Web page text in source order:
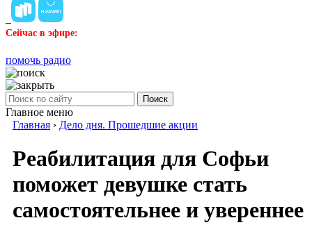
Сейчас в эфире:
помочь радио
Поиск
Главное меню
Главная › Дело дня. Прошедшие акции
Реабилитация для Софьи
поможет девушке стать
самостоятельнее и увереннее